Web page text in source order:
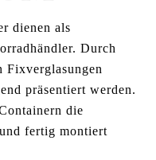
dienen als
Durch
Fixverglasungen
präsentiert werden.
die
fertig montiert